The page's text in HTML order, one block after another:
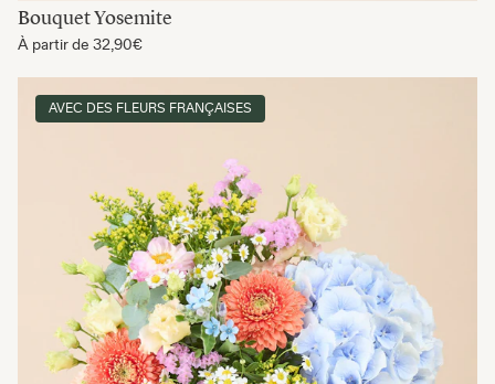
Bouquet Yosemite
À partir de 32,90€
AVEC DES FLEURS FRANÇAISES